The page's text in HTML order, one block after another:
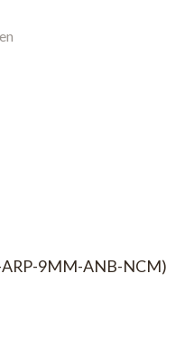
ARP-9MM-ANB-NCM)